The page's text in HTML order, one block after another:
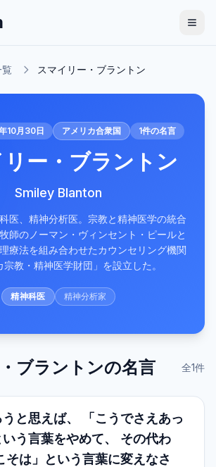
スマイリー・ブラントン
10月30日 アメリカ合衆国 1件の名言
ー・ブラントン
Smiley Blanton
医、精神分析医。宗教と精神医学の統合
師のノーマン・ヴィンセント・ピールと
療法を組み合わせたカウンセリング機関
宗教・精神医学財団」を設立した。
精神科医 精神分析家
ブラントンの名言 全1件
うと思えば、 「こうでさえあっ
う言葉をやめて、 その代わ
そは」という言葉に変えなさ